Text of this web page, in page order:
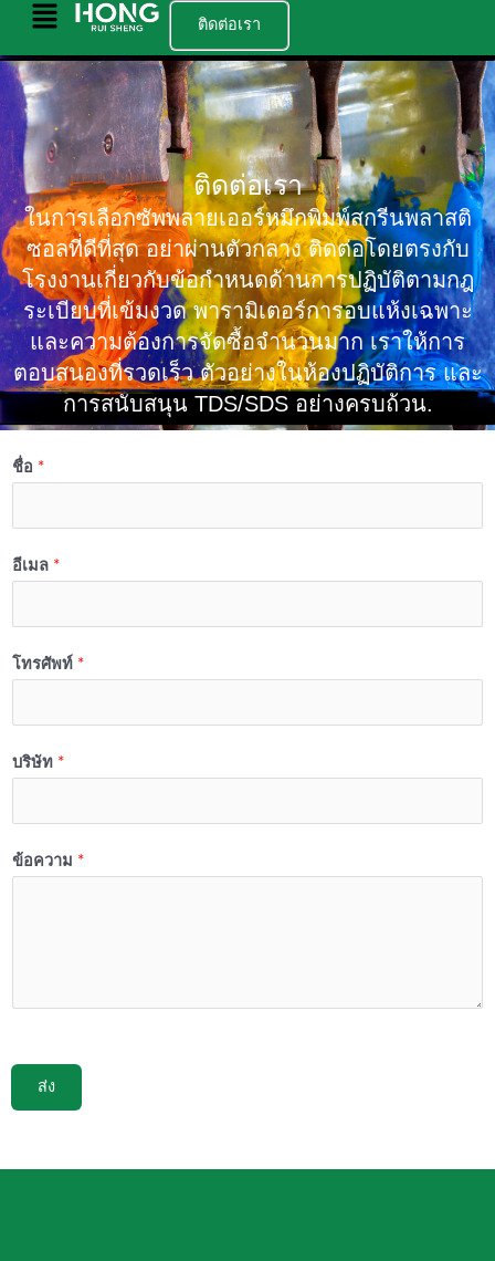
ยัง
เนื้อหา
เมนู
หลัก
ติดต่อเรา
ติดต่อเรา
ในการเลือกซัพพลายเออร์หมึกพิมพ์สกรีนพลาสติ
ซอลที่ดีที่สุด อย่าผ่านตัวกลาง ติดต่อโดยตรงกับ
โรงงานเกี่ยวกับข้อกำหนดด้านการปฏิบัติตามกฎ
ระเบียบที่เข้มงวด พารามิเตอร์การอบแห้งเฉพาะ
และความต้องการจัดซื้อจำนวนมาก เราให้การ
ตอบสนองที่รวดเร็ว ตัวอย่างในห้องปฏิบัติการ และ
การสนับสนุน TDS/SDS อย่างครบถ้วน.
ชื่อ *
อีเมล *
โทรศัพท์ *
บริษัท *
ข้อความ *
ส่ง